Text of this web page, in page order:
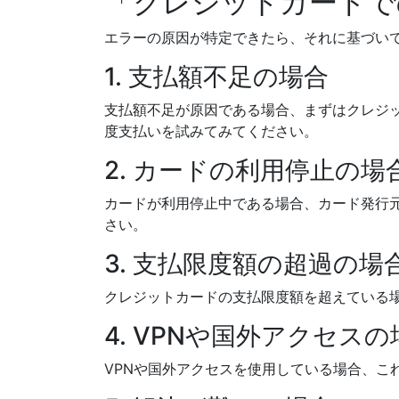
エラーの原因が特定できたら、それに基づい
1. 支払額不足の場合
支払額不足が原因である場合、まずはクレジ
度支払いを試みてみてください。
2. カードの利用停止の場
カードが利用停止中である場合、カード発
さい。
3. 支払限度額の超過の場
クレジットカードの支払限度額を超えてい
4. VPNや国外アクセスの
VPNや国外アクセスを使用している場合、こ